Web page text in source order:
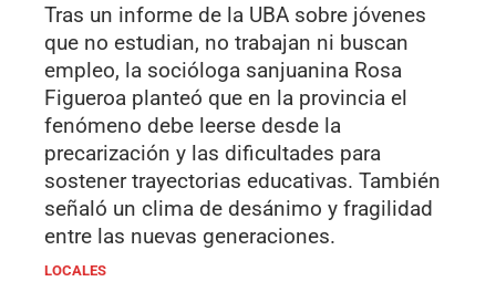
Tras un informe de la UBA sobre jóvenes
que no estudian, no trabajan ni buscan
empleo, la socióloga sanjuanina Rosa
Figueroa planteó que en la provincia el
fenómeno debe leerse desde la
precarización y las dificultades para
sostener trayectorias educativas. También
señaló un clima de desánimo y fragilidad
entre las nuevas generaciones.
LOCALES